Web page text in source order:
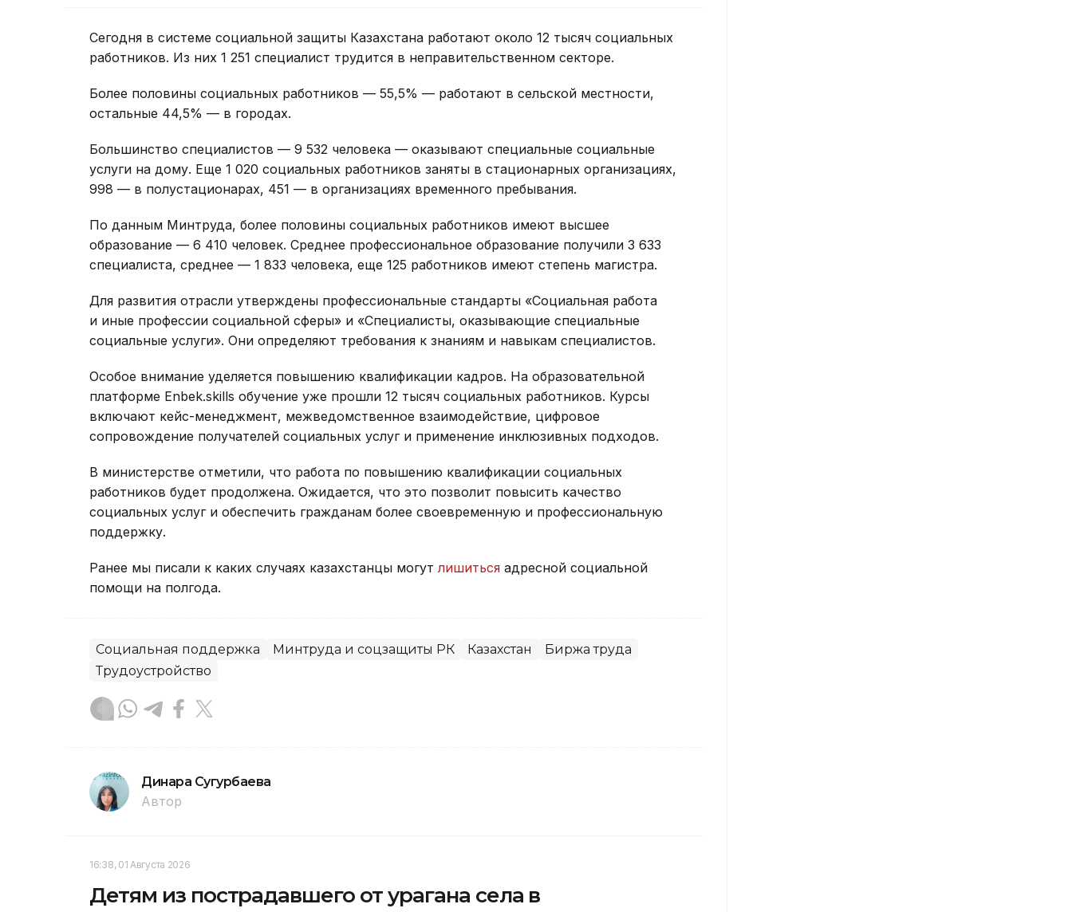
Сегодня в системе социальной защиты Казахстана работают около 12 тысяч социальных
работников. Из них 1 251 специалист трудится в неправительственном секторе.
Более половины социальных работников — 55,5% — работают в сельской местности,
остальные 44,5% — в городах.
Большинство специалистов — 9 532 человека — оказывают специальные социальные
услуги на дому. Еще 1 020 социальных работников заняты в стационарных организациях,
998 — в полустационарах, 451 — в организациях временного пребывания.
По данным Минтруда, более половины социальных работников имеют высшее
образование — 6 410 человек. Среднее профессиональное образование получили 3 633
специалиста, среднее — 1 833 человека, еще 125 работников имеют степень магистра.
Для развития отрасли утверждены профессиональные стандарты «Социальная работа
и иные профессии социальной сферы» и «Специалисты, оказывающие специальные
социальные услуги». Они определяют требования к знаниям и навыкам специалистов.
Особое внимание уделяется повышению квалификации кадров. На образовательной
платформе Enbek.skills обучение уже прошли 12 тысяч социальных работников. Курсы
включают кейс-менеджмент, межведомственное взаимодействие, цифровое
сопровождение получателей социальных услуг и применение инклюзивных подходов.
В министерстве отметили, что работа по повышению квалификации социальных
работников будет продолжена. Ожидается, что это позволит повысить качество
социальных услуг и обеспечить гражданам более своевременную и профессиональную
поддержку.
Ранее мы писали к каких случаях казахстанцы могут лишиться адресной социальной
помощи на полгода.
Социальная поддержка Минтруда и соцзащиты РК Казахстан
Биржа труда
Трудоустройство
Динара Сугурбаева
Автор
16:38, 01 Августа 2026
Детям из пострадавшего от урагана села в